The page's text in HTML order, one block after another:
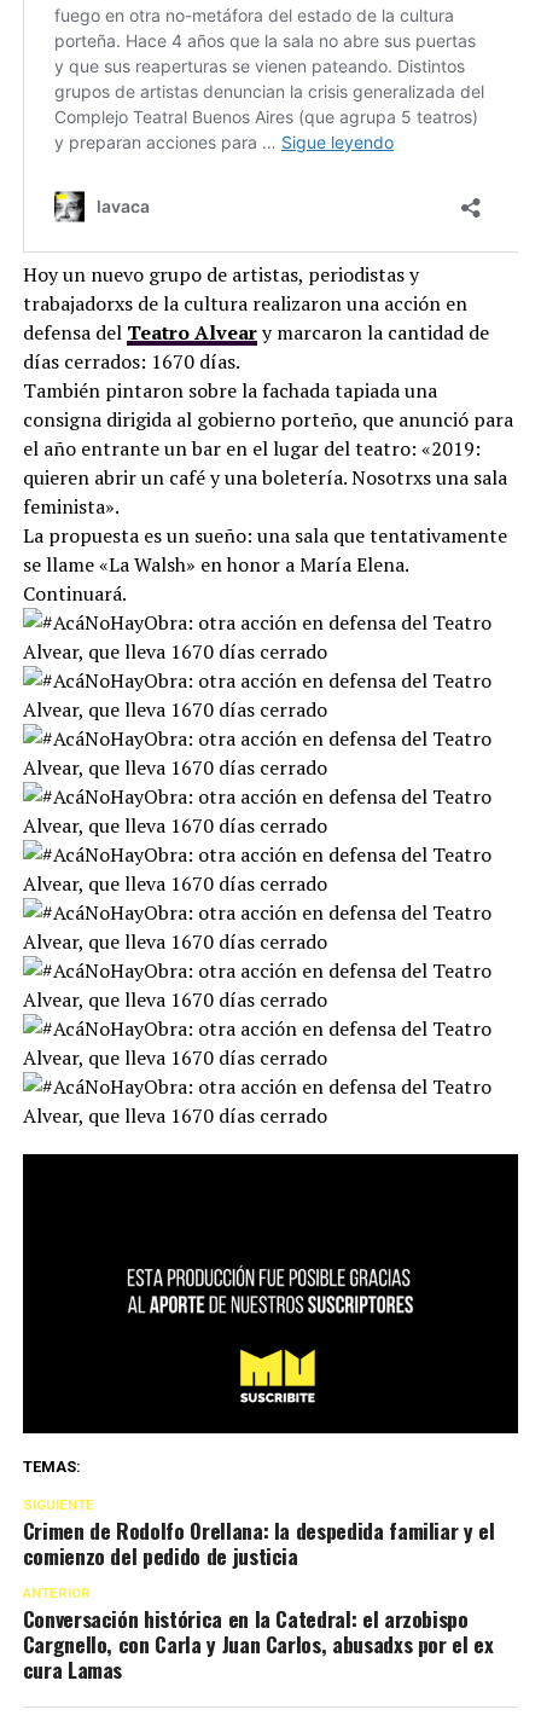
Hoy un nuevo grupo de artistas, periodistas y
trabajadorxs de la cultura realizaron una acción en
defensa del Teatro Alveary marcaron la cantidad de
días cerrados: 1670 días.
También pintaron sobre la fachada tapiada una
consigna dirigida al gobierno porteño, que anunció para
el año entrante un bar en el lugar del teatro: «2019:
quieren abrir un café y una boletería. Nosotrxs una sala
feminista».
La propuesta es un sueño: una sala que tentativamente
se llame «La Walsh» en honor a María Elena.
Continuará.
TEMAS:
SIGUIENTE
Crimen de Rodolfo Orellana: la despedida familiar y el
comienzo del pedido de justicia
ANTERIOR
Conversación histórica en la Catedral: el arzobispo
Cargnello, con Carla y Juan Carlos, abusadxs por el ex
cura Lamas